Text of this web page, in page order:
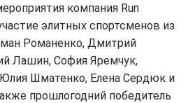
компания Run
элитных спортсменов из
Романенко, Дмитрий
Лашин, София Яремчук,
Шматенко, Елена Сердюк и
прошлогодний победитель